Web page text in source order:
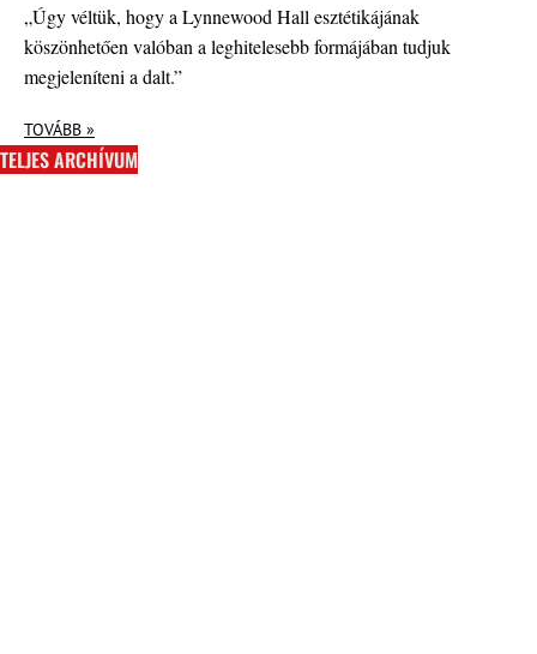
„Úgy véltük, hogy a Lynnewood Hall esztétikájának
köszönhetően valóban a leghitelesebb formájában tudjuk
megjeleníteni a dalt.”
TOVÁBB »
TELJES ARCHÍVUM